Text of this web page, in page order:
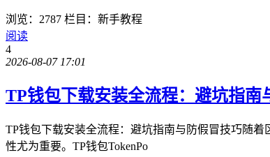
浏览：2787 栏目：新手教程
阅读
4
2026-08-07 17:01
TP钱包下载安装全流程：避坑指南
TP钱包下载安装全流程：避坑指南与防假冒技巧随
性尤为重要。TP钱包TokenPo